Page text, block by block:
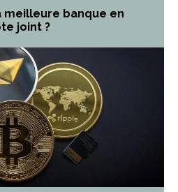
meilleure banque en
joint ?